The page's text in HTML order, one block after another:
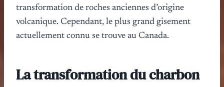
transformation de roches anciennes d’origine
volcanique. Cependant, le plus grand gisement
actuellement connu se trouve au Canada.
La transformation du charbon